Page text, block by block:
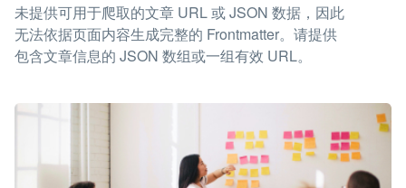
未提供可用于爬取的文章 URL 或 JSON 数据，因此
无法依据页面内容生成完整的 Frontmatter。请提供
包含文章信息的 JSON 数组或一组有效 URL。